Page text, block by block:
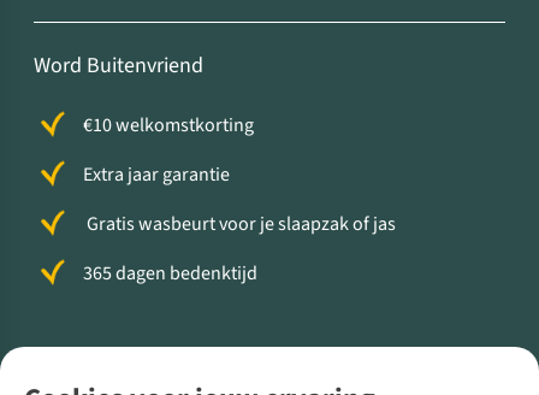
Word Buitenvriend
€10 welkomstkorting
Extra jaar garantie
Gratis wasbeurt voor je slaapzak of jas
365 dagen bedenktijd